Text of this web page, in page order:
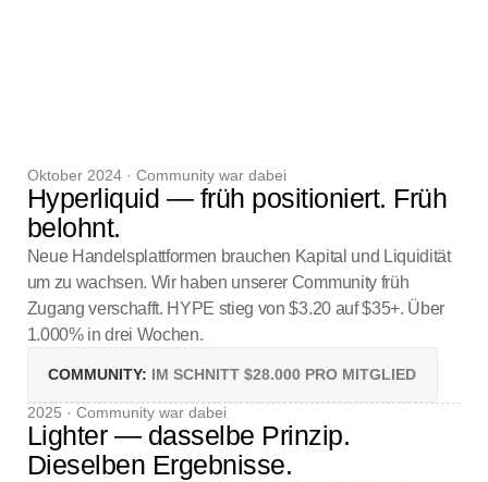
Oktober 2024 · Community war dabei
Hyperliquid — früh positioniert. Früh
belohnt.
Neue Handelsplattformen brauchen Kapital und Liquidität
um zu wachsen. Wir haben unserer Community früh
Zugang verschafft. HYPE stieg von $3.20 auf $35+. Über
1.000% in drei Wochen.
COMMUNITY: IM SCHNITT $28.000 PRO MITGLIED
2025 · Community war dabei
Lighter — dasselbe Prinzip.
Dieselben Ergebnisse.